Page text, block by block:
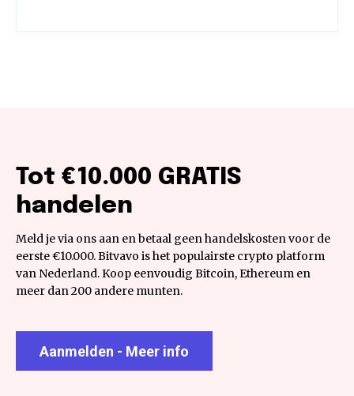
Tot €10.000 GRATIS
handelen
Meld je via ons aan en betaal geen handelskosten voor de
eerste €10.000. Bitvavo is het populairste crypto platform
van Nederland. Koop eenvoudig Bitcoin, Ethereum en
meer dan 200 andere munten.
Aanmelden - Meer info